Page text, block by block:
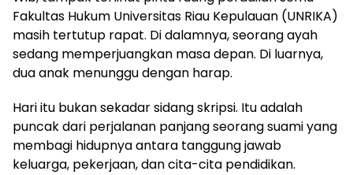
Fakultas Hukum Universitas Riau Kepulauan (UNRIKA)
masih tertutup rapat. Di dalamnya, seorang ayah
sedang memperjuangkan masa depan. Di luarnya,
dua anak menunggu dengan harap.
Hari itu bukan sekadar sidang skripsi. Itu adalah
puncak dari perjalanan panjang seorang suami yang
membagi hidupnya antara tanggung jawab
keluarga, pekerjaan, dan cita-cita pendidikan.